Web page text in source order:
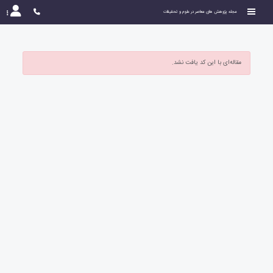
مجله پژوهش های معاصر در علوم و تحقیقات
مقاله‌ای با این کد یافت نشد.